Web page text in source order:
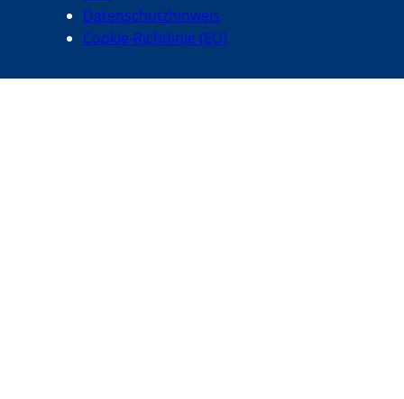
Datenschutzhinweis
Cookie-Richtlinie (EU)